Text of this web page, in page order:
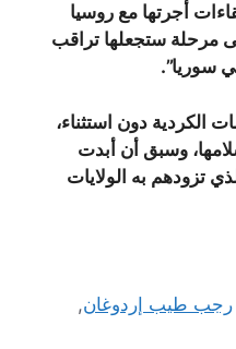
أجرتها مع روسيا
مرحلة ستجعلها تراقب
سوريا”.
الكردية دون استثناء،
وسبق أن أبدت
تزودهم به الولايات
رجب طيب إردوغان,